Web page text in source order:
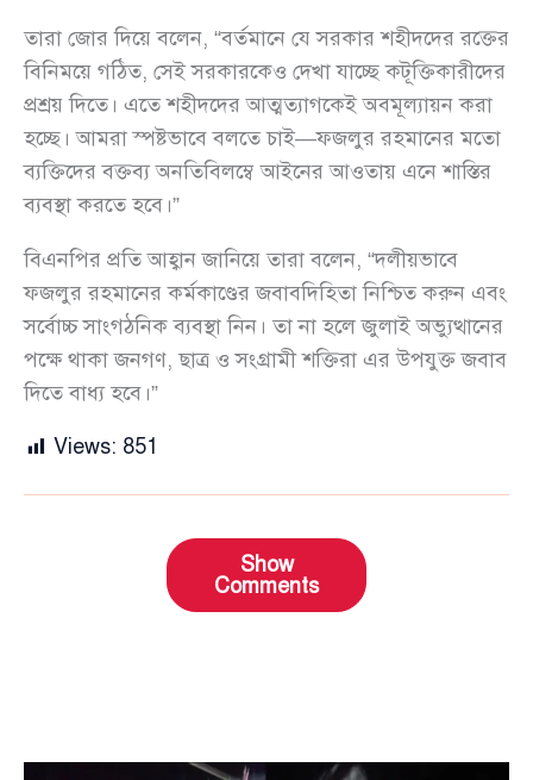
তারা জোর দিয়ে বলেন, “বর্তমানে যে সরকার শহীদদের রক্তের
বিনিময়ে গঠিত, সেই সরকারকেও দেখা যাচ্ছে কটূক্তিকারীদের
প্রশ্রয় দিতে। এতে শহীদদের আত্মত্যাগকেই অবমূল্যায়ন করা
হচ্ছে। আমরা স্পষ্টভাবে বলতে চাই—ফজলুর রহমানের মতো
ব্যক্তিদের বক্তব্য অনতিবিলম্বে আইনের আওতায় এনে শাস্তির
ব্যবস্থা করতে হবে।”
বিএনপির প্রতি আহ্বান জানিয়ে তারা বলেন, “দলীয়ভাবে
ফজলুর রহমানের কর্মকাণ্ডের জবাবদিহিতা নিশ্চিত করুন এবং
সর্বোচ্চ সাংগঠনিক ব্যবস্থা নিন। তা না হলে জুলাই অভ্যুত্থানের
পক্ষে থাকা জনগণ, ছাত্র ও সংগ্রামী শক্তিরা এর উপযুক্ত জবাব
দিতে বাধ্য হবে।”
Views: 851
Show
Comments